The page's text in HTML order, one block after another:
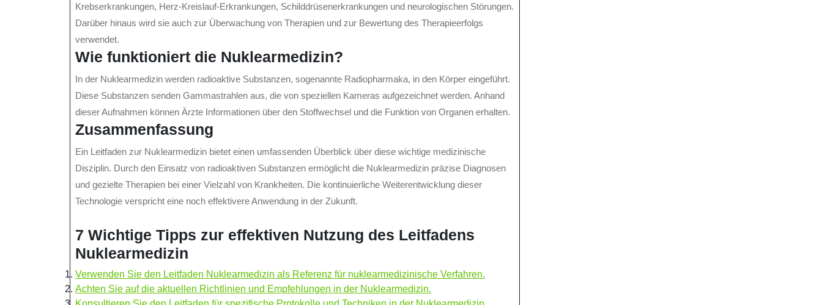
Krebserkrankungen, Herz-Kreislauf-Erkrankungen, Schilddrüsenerkrankungen und neurologischen Störungen.
Darüber hinaus wird sie auch zur Überwachung von Therapien und zur Bewertung des Therapieerfolgs
verwendet.
Wie funktioniert die Nuklearmedizin?
In der Nuklearmedizin werden radioaktive Substanzen, sogenannte Radiopharmaka, in den Körper eingeführt.
Diese Substanzen senden Gammastrahlen aus, die von speziellen Kameras aufgezeichnet werden. Anhand
dieser Aufnahmen können Ärzte Informationen über den Stoffwechsel und die Funktion von Organen erhalten.
Zusammenfassung
Ein Leitfaden zur Nuklearmedizin bietet einen umfassenden Überblick über diese wichtige medizinische
Disziplin. Durch den Einsatz von radioaktiven Substanzen ermöglicht die Nuklearmedizin präzise Diagnosen
und gezielte Therapien bei einer Vielzahl von Krankheiten. Die kontinuierliche Weiterentwicklung dieser
Technologie verspricht eine noch effektivere Anwendung in der Zukunft.
7 Wichtige Tipps zur effektiven Nutzung des Leitfadens
Nuklearmedizin
Verwenden Sie den Leitfaden Nuklearmedizin als Referenz für nuklearmedizinische Verfahren.
Achten Sie auf die aktuellen Richtlinien und Empfehlungen in der Nuklearmedizin.